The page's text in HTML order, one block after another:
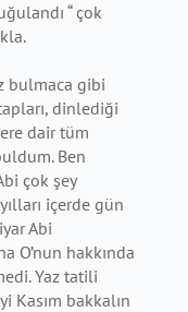
“ çok
bulmaca gibi
dinlediği
dair tüm
Ben
çok şey
içerde gün
Abi
O’nun hakkında
Yaz tatili
Kasım bakkalın